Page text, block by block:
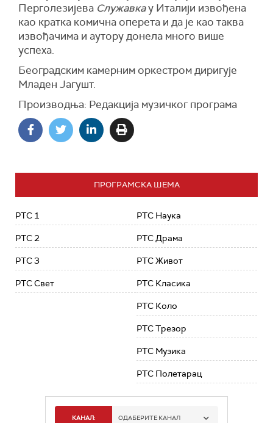
Перголезијева Служавкау Италији извођена
као кратка комична оперета и да је као таква
извођачима и аутору донела много више
успеха.
Београдским камерним оркестром диригује
Младен Јагушт.
Производња: Редакција музичког програма
ПРОГРАМСКА ШЕМА
РТС 1
РТС 2
РТС 3
РТС Свет
РТС Наука
РТС Драма
РТС Живот
РТС Класика
РТС Коло
РТС Трезор
РТС Музика
РТС Полетарац
КАНАЛ: ОДАБЕРИТЕ КАНАЛ